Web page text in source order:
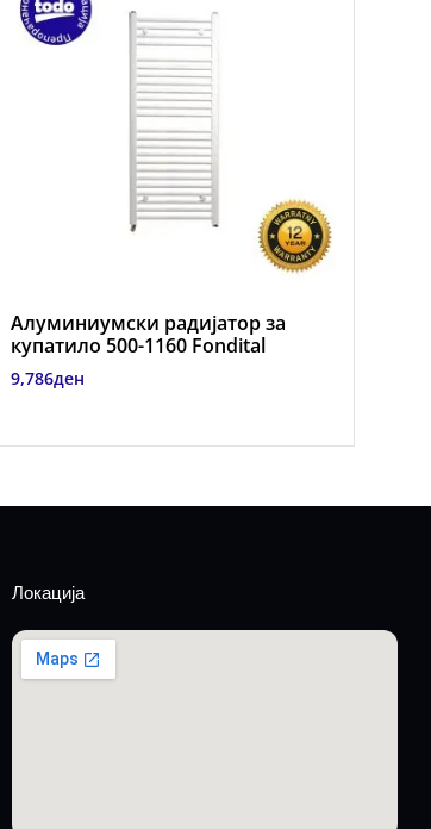
Алуминиумски радијатор за
купатило 500-1160 Fondital
9,786ден
Локација